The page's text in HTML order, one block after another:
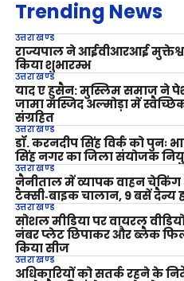
Trending News
उत्तराखण्ड
राज्यपाल ने आईवीआरआई
किया शुभारम्भ
उत्तराखण्ड
याद ए हुसैन: मुस्लिम समाज ने
जामा मस्जिद अल्मोड़ा में
संग्रहित
उत्तराखण्ड
डॉ. करनदीप सिंह विर्क को पुनः
सिंह नगर का जिला संयोजक
उत्तराखण्ड
नैनीताल में व्यापक वाहन
टैक्सी‑बाइक चालान, 9 बसें दैन्य
उत्तराखण्ड
सोशल मीडिया पर वायरल
नंबर प्लेट छिपाकर और ब्लैक
किया सीज
उत्तराखण्ड
अधिकारियों को सतर्क रहने के